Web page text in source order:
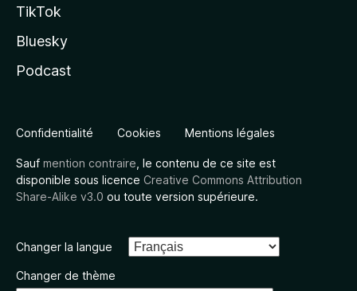
TikTok
Bluesky
Podcast
Confidentialité Cookies Mentions légales
Sauf mention contraire , le contenu de ce site est
disponible sous licence Creative Commons Attribution
Share-Alike v3.0 ou toute version supérieure.
Changer la langue
Changer de thème